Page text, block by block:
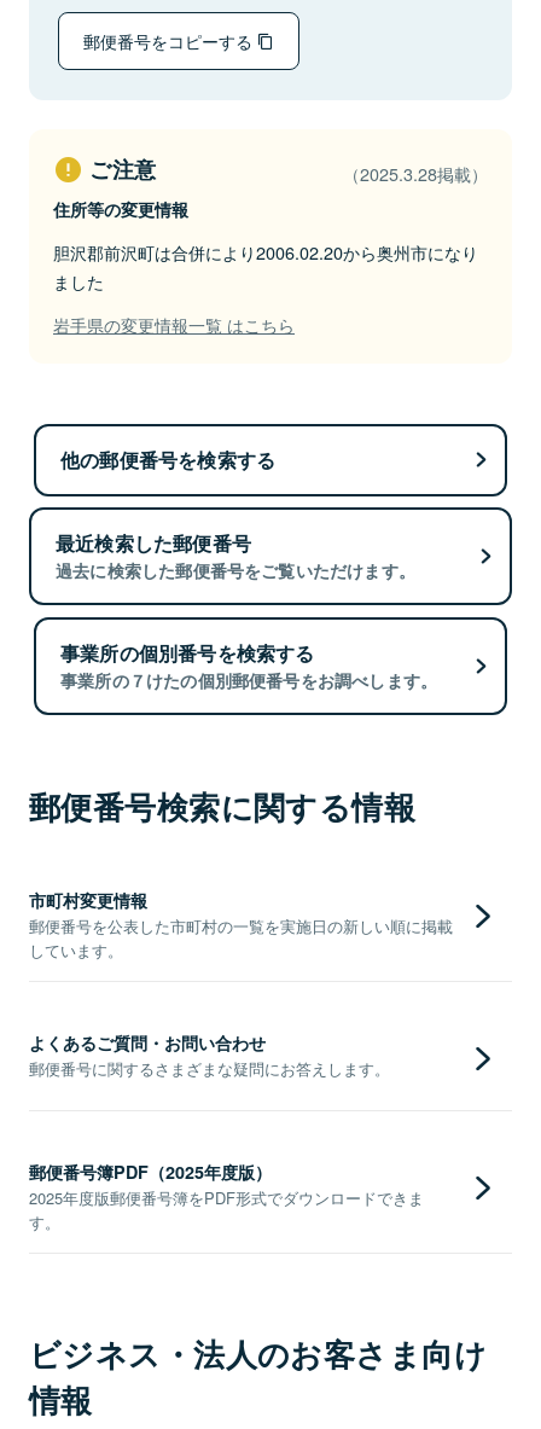
郵便番号をコピーする
ご注意 （2025.3.28掲載）
住所等の変更情報
胆沢郡前沢町は合併により2006.02.20から奥州市になり
ました
岩手県の変更情報一覧 はこちら
他の郵便番号を検索する
最近検索した郵便番号
過去に検索した郵便番号をご覧いただけます。
事業所の個別番号を検索する
事業所の７けたの個別郵便番号をお調べします。
郵便番号検索に関する情報
市町村変更情報
郵便番号を公表した市町村の一覧を実施日の新しい順に掲載
しています。
よくあるご質問・お問い合わせ
郵便番号に関するさまざまな疑問にお答えします。
郵便番号簿PDF（2025年度版）
2025年度版郵便番号簿をPDF形式でダウンロードできま
す。
ビジネス・法人のお客さま向け
情報